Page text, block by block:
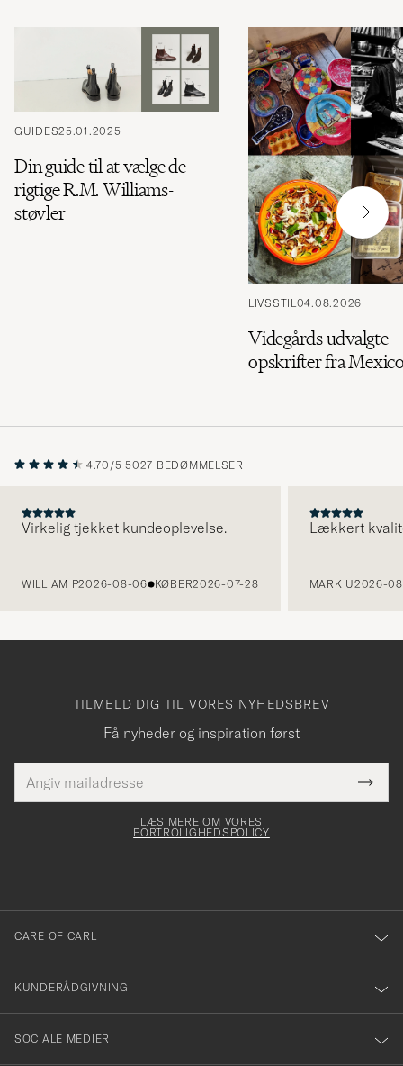
GUIDES25.01.2025
Din guide til at vælge de
rigtige R.M. Williams-
støvler
LIVSSTIL04.08.2026
Videgårds udvalgte
opskrifter fra
4.70/5 5027 BEDØMMELSER
Virkelig tjekket kundeoplevelse.
WILLIAM P2026-08-06 KØBER2026-07-28
Lækkert
MARK U2026-
TILMELD DIG TIL VORES NYHEDSBREV
Få nyheder og inspiration først
mailadresse
skal
Tack
för
dig
till
vårt
nyhetsbrev!
LÆS MERE OM VORES
FORTROLIGHEDSPOLICY
CARE OF CARL
KUNDERÅDGIVNING
SOCIALE MEDIER